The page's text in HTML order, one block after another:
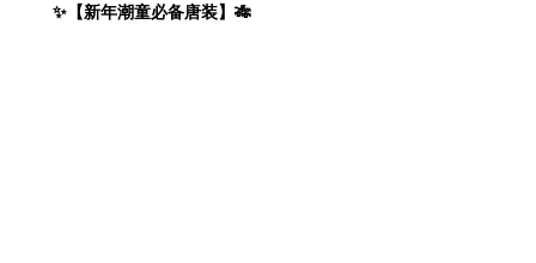
✨【新年潮童必备唐装】🎋